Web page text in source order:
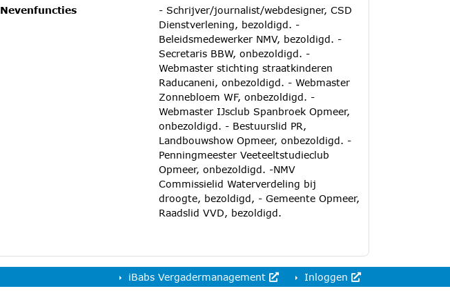
Nevenfuncties
- Schrijver/journalist/webdesigner, CSD
Dienstverlening, bezoldigd. -
Beleidsmedewerker NMV, bezoldigd. -
Secretaris BBW, onbezoldigd. -
Webmaster stichting straatkinderen
Raducaneni, onbezoldigd. - Webmaster
Zonnebloem WF, onbezoldigd. -
Webmaster IJsclub Spanbroek Opmeer,
onbezoldigd. - Bestuurslid PR,
Landbouwshow Opmeer, onbezoldigd. -
Penningmeester Veeteeltstudieclub
Opmeer, onbezoldigd. -NMV
Commissielid Waterverdeling bij
droogte, bezoldigd, - Gemeente Opmeer,
Raadslid VVD, bezoldigd.
iBabs Vergadermanagement Inloggen